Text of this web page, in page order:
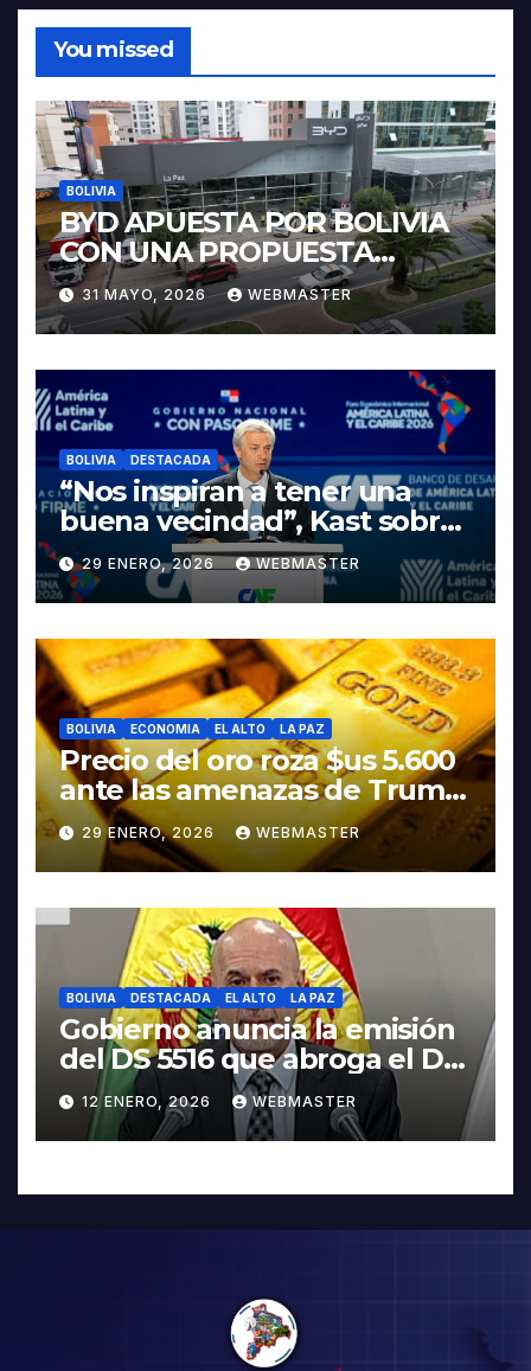
You missed
BOLIVIA
BYD APUESTA POR BOLIVIA
CON UNA PROPUESTA
INTEGRAL PARA IMPULSAR
LA ELECTROMOVILIDAD Y LA
INDUSTRIALIZACIÓN DEL
LITIO
31 MAYO, 2026 WEBMASTER
BOLIVIA DESTACADA
“Nos inspiran a tener una
buena vecindad”, Kast sobre
discurso del presidente
Rodrigo Paz
29 ENERO, 2026 WEBMASTER
BOLIVIA ECONOMIA EL ALTO LA PAZ
Precio del oro roza $us 5.600
ante las amenazas de Trump
contra Irán
29 ENERO, 2026 WEBMASTER
BOLIVIA DESTACADA EL ALTO LA PAZ
Gobierno anuncia la emisión
del DS 5516 que abroga el DS
5503
12 ENERO, 2026 WEBMASTER